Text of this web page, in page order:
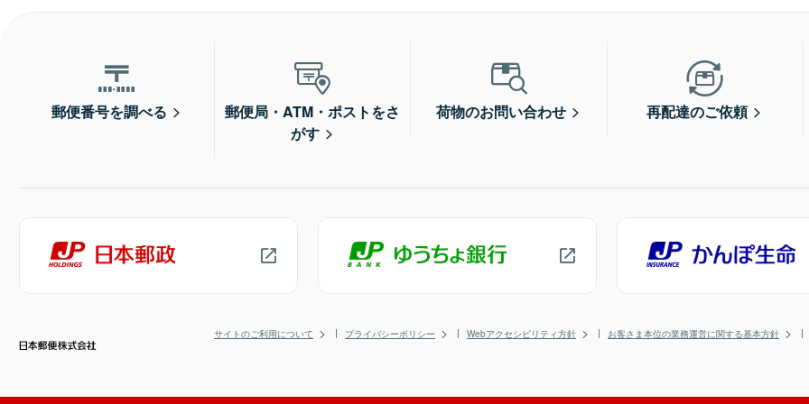
郵便番号を調べる
郵便局・ATM・ポストをさ
がす
荷物のお問い合わせ 再配達のご依頼
サイトのご利用について プライバシーポリシー Webアクセシビリティ方針 お客さま本位の業務運営に関する基本方針